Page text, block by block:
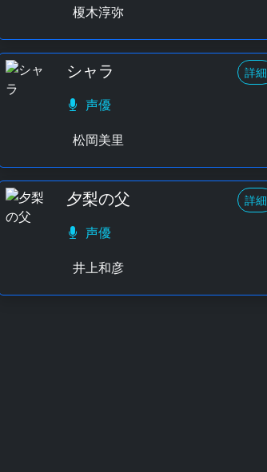
榎木淳弥
シャラ 詳細
声優
松岡美里
夕梨の父 詳細
声優
井上和彦